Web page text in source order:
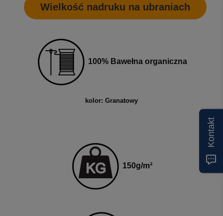
Wielkość nadruku na ubraniach
100% Bawełna organiczna
kolor: Granatowy
150g/m²
Kontakt